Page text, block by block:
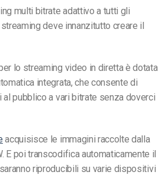
multi bitrate adattivo a tutti gli
deve innanzitutto creare il
lo streaming video in diretta è dotata
integrata, che consente di
pubblico a vari bitrate senza doverci
acquisisce le immagini raccolte dalla
E poi transcodifica automaticamente il
riproducibili su varie dispositivi